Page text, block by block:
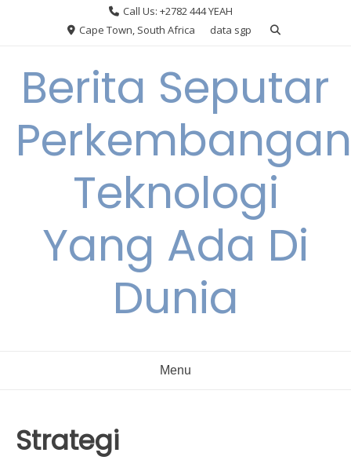
Call Us: +2782 444 YEAH
Cape Town, South Africa
data sgp
Berita Seputar
Perkembangan
Teknologi
Yang Ada Di
Dunia
Menu
Strategi